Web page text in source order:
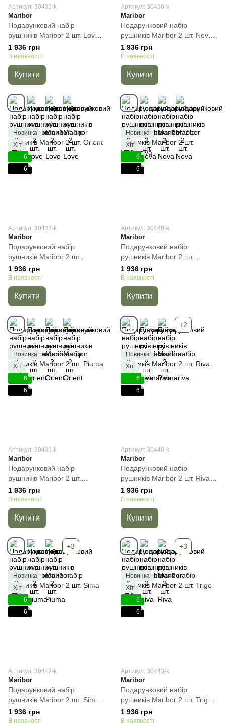
Артикул: 30435-k
Maribor
Подарунковий набір
рушників Maribor 2 шт. Love,
Бежевий, 2пр
(50х90+70х140) см, Набір
1 936 грн
В наявності
Купити
Артикул: 30436-k
Maribor
Подарунковий набір
рушників Maribor 2 шт. Nova,
Бежевий, 2пр
(50х90+70х140) см, Набір
1 936 грн
В наявності
Купити
Новинка
Хіт
6
6
Артикул: 30437-k
Maribor
Подарунковий набір
рушників Maribor 2 шт.
Orient, Бежевий, 2пр
(50х90+70х140) см, Набір
1 936 грн
В наявності
Купити
Новинка
Хіт
6
6
Артикул: 30438-k
Maribor
Подарунковий набір
рушників Maribor 2 шт.
Palmariva, Бежевий, 2пр
(50х90+70х140) см, Набір
1 936 грн
В наявності
Купити
+2
Новинка
Хіт
6
6
Артикул: 30439-k
Maribor
Подарунковий набір
рушників Maribor 2 шт.
Piuma, Бежевий, 2пр
(50х90+70х140) см, Набір
1 936 грн
В наявності
Купити
+3
Новинка
Хіт
6
6
Артикул: 30440-k
Maribor
Подарунковий набір
рушників Maribor 2 шт. Riva,
Бежевий, 2пр
(50х90+70х140) см, Набір
1 936 грн
В наявності
Купити
+3
Новинка
Хіт
6
6
Артикул: 30442-k
Maribor
Подарунковий набір
рушників Maribor 2 шт. Sima,
Бежевий, 2пр
(50х90+70х140) см, Набір
1 936 грн
В наявності
Новинка
Хіт
6
6
Артикул: 30443-k
Maribor
Подарунковий набір
рушників Maribor 2 шт. Trigo,
Бежевий, 2пр
(50х90+70х140) см, Набір
1 936 грн
В наявності